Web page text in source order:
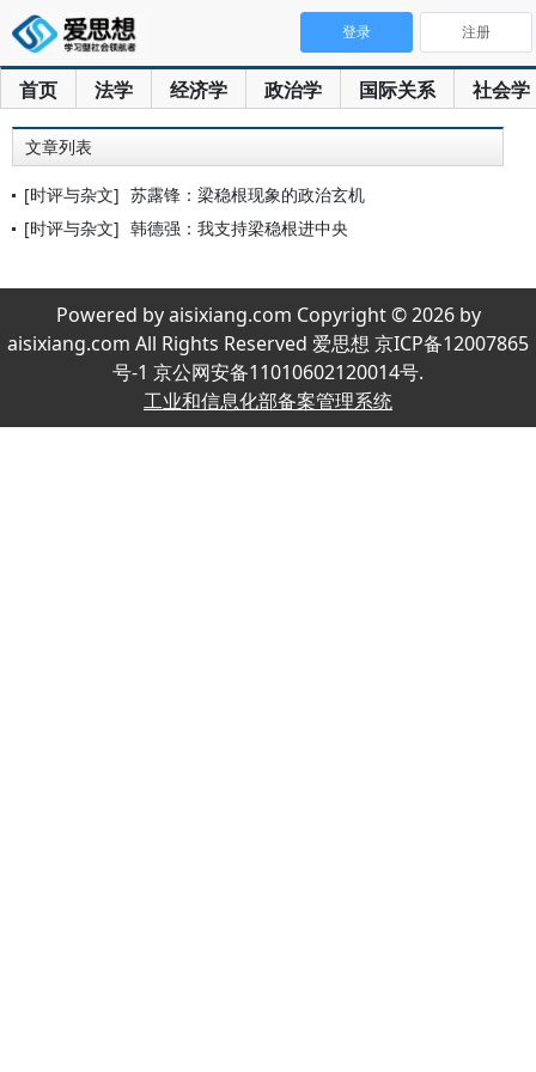
首页 法学 经济学 政治学 国际关系 社会学
登录 注册
文章列表
[时评与杂文] 苏露锋：梁稳根现象的政治玄机
[时评与杂文] 韩德强：我支持梁稳根进中央
Powered by aisixiang.com Copyright © 2026 by
aisixiang.com All Rights Reserved 爱思想 京ICP备12007865
号-1 京公网安备11010602120014号.
工业和信息化部备案管理系统